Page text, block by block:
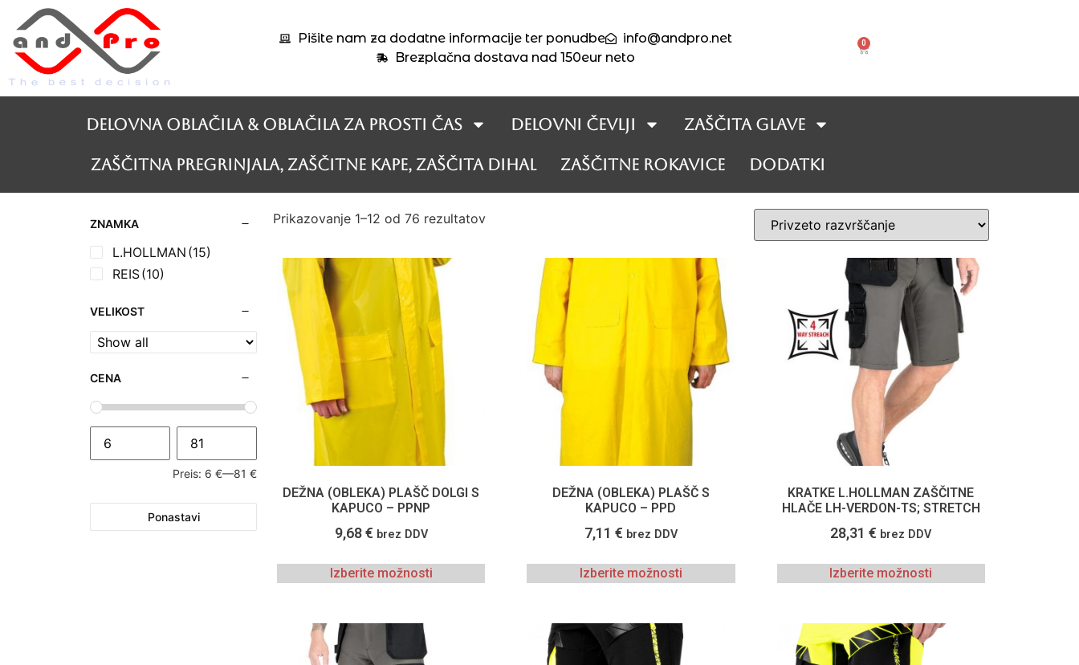
Pišite nam za dodatne informacije ter ponudbe
info@andpro.net
Brezplačna dostava nad 150eur neto
0
Delovna oblačila & Oblačila za prosti čas Delovni čevlji Zaščita glave
Zaščitna pregrinjala, zaščitne kape, zaščita dihal Zaščitne rokavice DODATKI
ZNAMKA
L.HOLLMAN (15)
REIS(10)
VELIKOST
CENA
Preis: 6 €—81 €
Ponastavi
Prikazovanje 1–12 od 76 rezultatov
DEŽNA (OBLEKA) PLAŠČ DOLGI S
KAPUCO – PPNP
9,68€ brez DDV
Izberite možnosti
DEŽNA (OBLEKA) PLAŠČ S
KAPUCO – PPD
7,11 € brez DDV
Izberite možnosti
KRATKE L.HOLLMAN ZAŠČITNE
HLAČE LH-VERDON-TS; STRETCH
28,31€ brez DDV
Izberite možnosti